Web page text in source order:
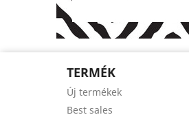
TERMÉK
Új termékek
Best sales